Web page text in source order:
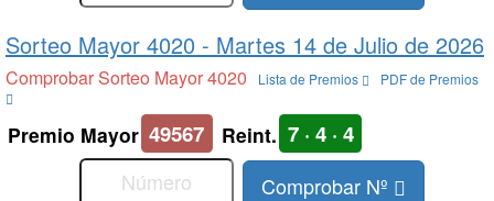
Sorteo Mayor 4020 - Martes 14 de Julio de 2026
Comprobar Sorteo Mayor 4020 Lista de Premios PDF de Premios
Premio Mayor 49567 Reint. 7 · 4 · 4
Comprobar Nº